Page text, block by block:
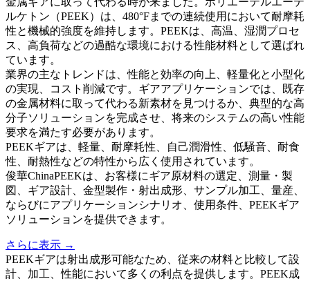
ルケトン（PEEK）は、480°Fまでの連続使用において耐摩耗
性と機械的強度を維持します。PEEKは、高温、湿潤プロセ
ス、高負荷などの過酷な環境における性能材料として選ばれ
ています。
業界の主なトレンドは、性能と効率の向上、軽量化と小型化
の実現、コスト削減です。ギアアプリケーションでは、既存
の金属材料に取って代わる新素材を見つけるか、典型的な高
分子ソリューションを完成させ、将来のシステムの高い性能
要求を満たす必要があります。
PEEKギアは、軽量、耐摩耗性、自己潤滑性、低騒音、耐食
性、耐熱性などの特性から広く使用されています。
俊華ChinaPEEKは、お客様にギア原材料の選定、測量・製
図、ギア設計、金型製作・射出成形、サンプル加工、量産、
ならびにアプリケーションシナリオ、使用条件、PEEKギア
ソリューションを提供できます。
さらに表示 →
PEEKギアは射出成形可能なため、従来の材料と比較して設
計、加工、性能において多くの利点を提供します。PEEK成